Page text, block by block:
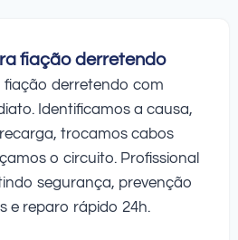
fiação derretendo
fiação derretendo com
Identificamos a causa,
trocamos cabos
o circuito. Profissional
segurança, prevenção
e reparo rápido 24h.